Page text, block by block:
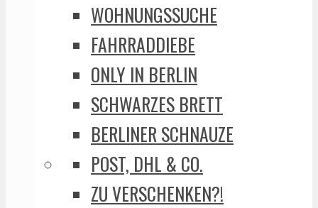
WOHNUNGSSUCHE
FAHRRADDIEBE
ONLY IN BERLIN
SCHWARZES BRETT
BERLINER SCHNAUZE
POST, DHL & CO.
ZU VERSCHENKEN?!